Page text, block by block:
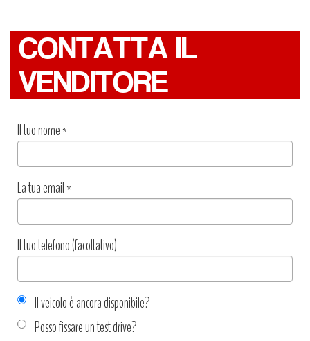
CONTATTA IL
VENDITORE
Il tuo nome*
La tua email*
Il tuo telefono (facoltativo)
Il veicolo è ancora disponibile?
Posso fissare un test drive?